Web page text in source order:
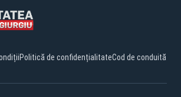
Politică de confidențialitateCod de conduită